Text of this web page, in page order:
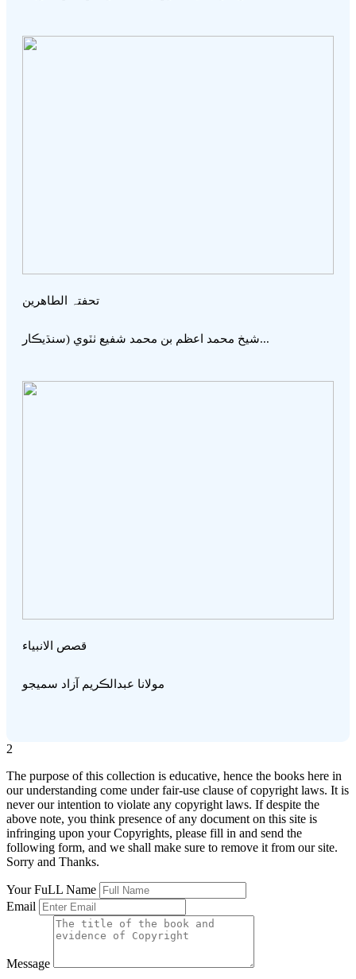
تحفتہ الطاھرين
شيخ محمد اعظم بن محمد شفيع ٺٽوي (سنڌيڪار...
قصص الانبياء
مولانا عبدالڪريم آزاد سميجو
2
The purpose of this collection is educative, hence the books here in
our understanding come under fair-use clause of copyright laws. It is
never our intention to violate any copyright laws. If despite the
above note, you think presence of any document on this site is
infringing upon your Copyrights, please fill in and send the
following form, and we shall make sure to remove it from our site.
Sorry and Thanks.
Your FuLL Name
Email
Message